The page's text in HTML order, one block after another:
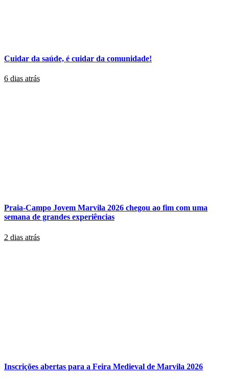
Cuidar da saúde, é cuidar da comunidade!
6 dias atrás
Praia-Campo Jovem Marvila 2026 chegou ao fim com uma
semana de grandes experiências
2 dias atrás
Inscrições abertas para a Feira Medieval de Marvila 2026